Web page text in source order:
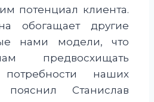
потенциал клиента.
обогащает другие
нами модели, что
предвосхищать
наших
Станислав